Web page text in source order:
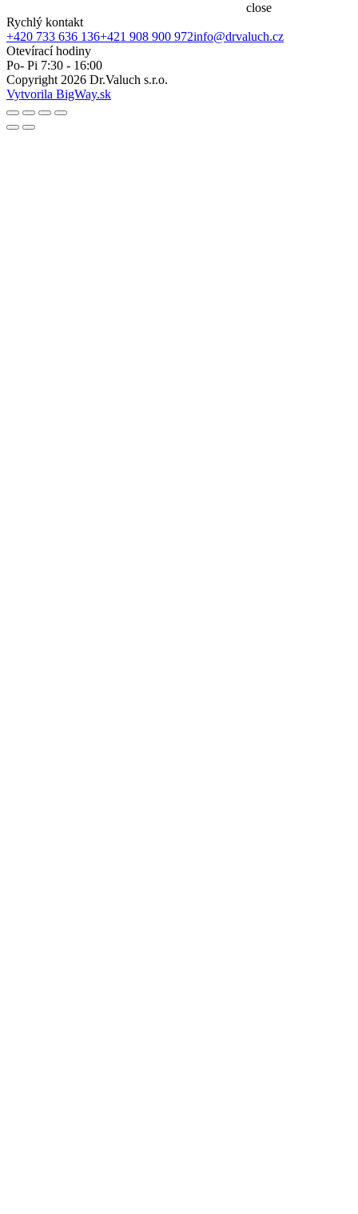
close
Rychlý kontakt
+420 733 636 136+421 908 900 972info@drvaluch.cz
Otevírací hodiny
Po- Pi 7:30 - 16:00
Copyright 2026 Dr.Valuch s.r.o.
Vytvorila BigWay.sk